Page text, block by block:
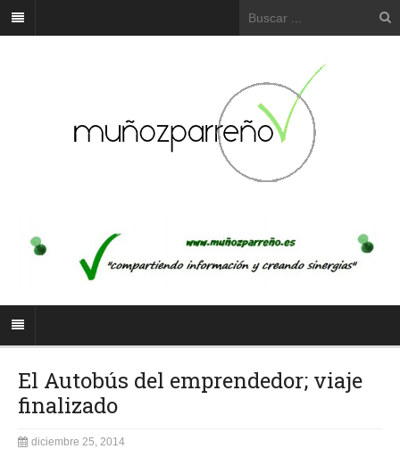
El Autobús del emprendedor; viaje
finalizado
diciembre 25, 2014